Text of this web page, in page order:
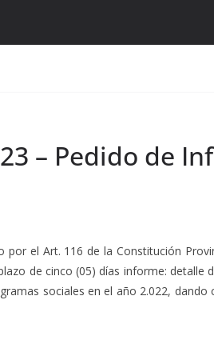
– Pedido de
el Art. 116 de la Constitución
de cinco (05) días informe:
sociales en el año 2.022,